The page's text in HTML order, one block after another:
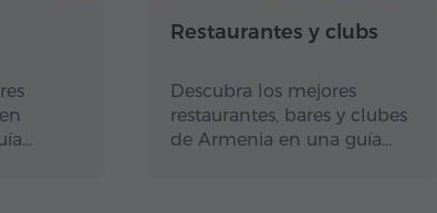
Restaurantes y clubs
Descubra los mejores
restaurantes, bares y clubes
de Armenia en una guía…